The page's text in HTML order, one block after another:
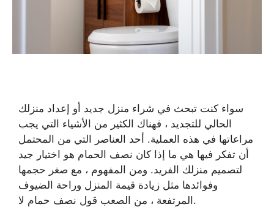
سواء كنت تبحث في شراء منزل جديد أو إعداد منزلك
الحالي للتجديد ، فهناك الكثير من الأشياء التي يجب
مراعاتها في هذه العملية. أحد العناصر التي من المحتمل
أن تفكر فيها هي ما إذا كان نصف الحمام هو اختيار جيد
لتصميم منزلك الفريد. ومن المفهوم ، مع صغر حجمها
وفوائدها مثل زيادة قيمة المنزل وراحة الضيوف
المرتفعة ، من الصعب قول نصف حمام لا.